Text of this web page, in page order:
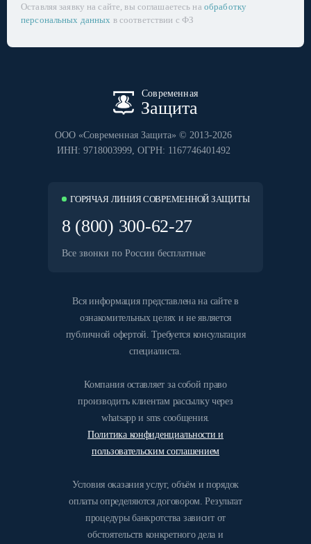
Оставляя заявку на сайте, вы соглашаетесь на обработку
персональных данных в соответствии с ФЗ
Современная
Защита
ООО «Современная Защита» © 2013-2026
ИНН: 9718003999, ОГРН: 1167746401492
ГОРЯЧАЯ ЛИНИЯ СОВРЕМЕННОЙ ЗАЩИТЫ
8 (800) 300-62-27
Все звонки по России бесплатные
Вся информация представлена на сайте в
ознакомительных целях и не является
публичной офертой. Требуется консультация
специалиста.
Компания оставляет за собой право
производить клиентам рассылку через
whatsapp и sms сообщения.
Политика конфиденциальности и
пользовательским соглашением
Условия оказания услуг, объём и порядок
оплаты определяются договором. Результат
процедуры банкротства зависит от
обстоятельств конкретного дела и